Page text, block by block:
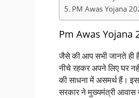
PM Awas Yojana
Pm Awas Yojana
जैसे की आप सभी जानते ही
नीचे रहकर अपने लिए घर
की साधना में असमर्थ हैं।
सरकार ने मुख्यमंत्री आवास